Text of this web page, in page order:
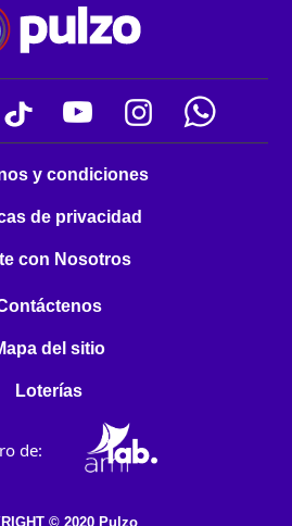
y condiciones
de privacidad
con Nosotros
del sitio
Loterías
de:
© 2020 Pulzo